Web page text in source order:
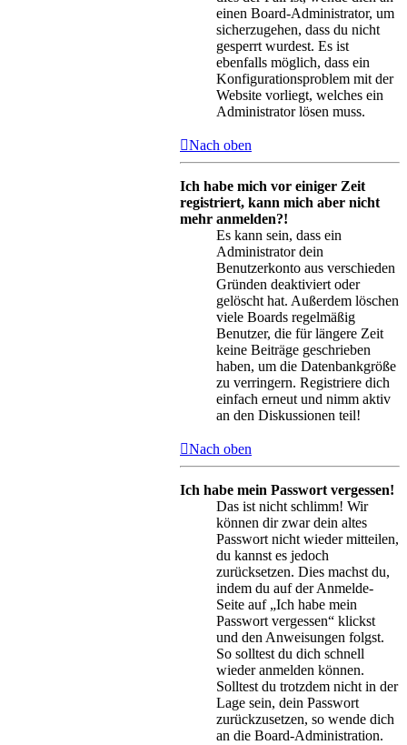
einen Board-Administrator, um
sicherzugehen, dass du nicht
gesperrt wurdest. Es ist
ebenfalls möglich, dass ein
Konfigurationsproblem mit der
Website vorliegt, welches ein
Administrator lösen muss.
Nach oben
Ich habe mich vor einiger Zeit
registriert, kann mich aber nicht
mehr anmelden?!
Es kann sein, dass ein
Administrator dein
Benutzerkonto aus verschieden
Gründen deaktiviert oder
gelöscht hat. Außerdem löschen
viele Boards regelmäßig
Benutzer, die für längere Zeit
keine Beiträge geschrieben
haben, um die Datenbankgröße
zu verringern. Registriere dich
einfach erneut und nimm aktiv
an den Diskussionen teil!
Nach oben
Ich habe mein Passwort vergessen!
Das ist nicht schlimm! Wir
können dir zwar dein altes
Passwort nicht wieder mitteilen,
du kannst es jedoch
zurücksetzen. Dies machst du,
indem du auf der Anmelde-
Seite auf „Ich habe mein
Passwort vergessen“ klickst
und den Anweisungen folgst.
So solltest du dich schnell
wieder anmelden können.
Solltest du trotzdem nicht in der
Lage sein, dein Passwort
zurückzusetzen, so wende dich
an die Board-Administration.